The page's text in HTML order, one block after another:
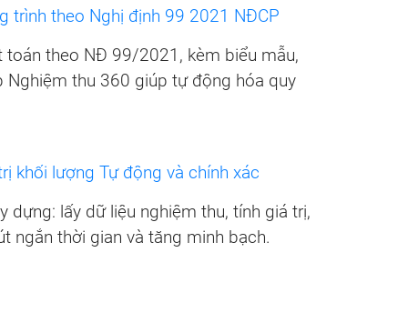
trình theo Nghị định 99 2021 NĐCP
toán theo NĐ 99/2021, kèm biểu mẫu,
Nghiệm thu 360 giúp tự động hóa quy
khối lượng Tự động và chính xác
dựng: lấy dữ liệu nghiệm thu, tính giá trị,
ngắn thời gian và tăng minh bạch.